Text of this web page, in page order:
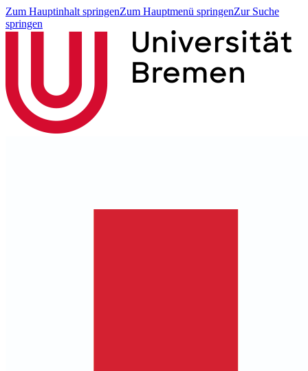
Zum Hauptinhalt springenZum Hauptmenü springenZur Suche
springen